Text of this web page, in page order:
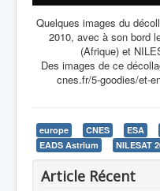
Quelques images du
2010, avec à son bord
(Afrique) et
Des images de ce
cnes.fr/5-goodies/et-
europe CNES ESA
EADS Astrium
NILESAT
Article Récent